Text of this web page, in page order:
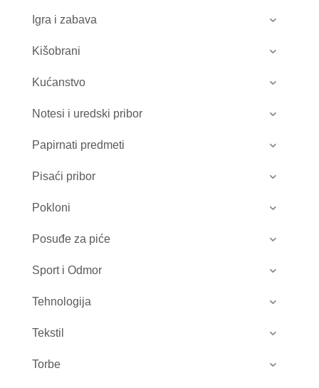
Igra i zabava
Kišobrani
Kućanstvo
Notesi i uredski pribor
Papirnati predmeti
Pisaći pribor
Pokloni
Posuđe za piće
Sport i Odmor
Tehnologija
Tekstil
Torbe